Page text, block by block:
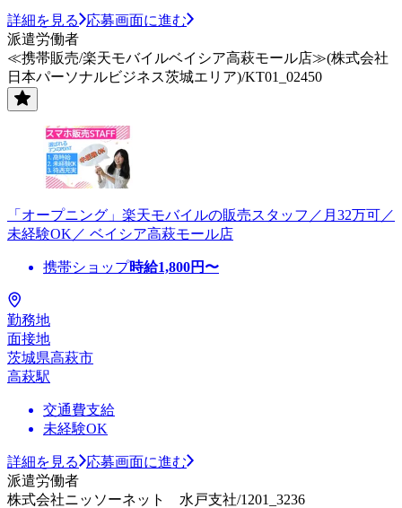
詳細を見る
応募画面に進む
派遣労働者
≪携帯販売/楽天モバイルベイシア高萩モール店≫(株式会社
日本パーソナルビジネス茨城エリア)/KT01_02450
「オープニング」楽天モバイルの販売スタッフ／月32万可／
未経験OK／ ベイシア高萩モール店
携帯ショップ時給1,800円〜
勤務地
面接地
茨城県高萩市
高萩駅
交通費支給
未経験OK
詳細を見る
応募画面に進む
派遣労働者
株式会社ニッソーネット 水戸支社/1201_3236